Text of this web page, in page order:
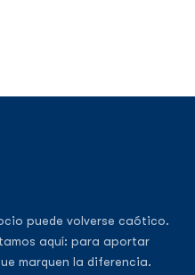
puede volverse caótico.
aquí: para aportar
marquen la diferencia.